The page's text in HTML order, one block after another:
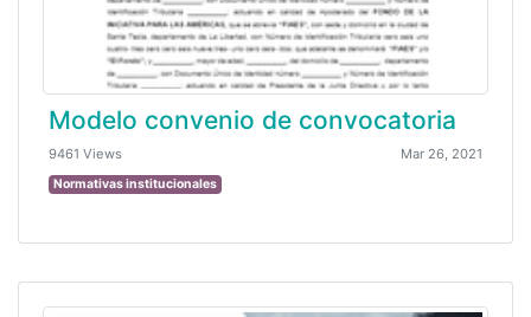
Modelo convenio de convocatoria
9461 Views Mar 26, 2021
Normativas institucionales